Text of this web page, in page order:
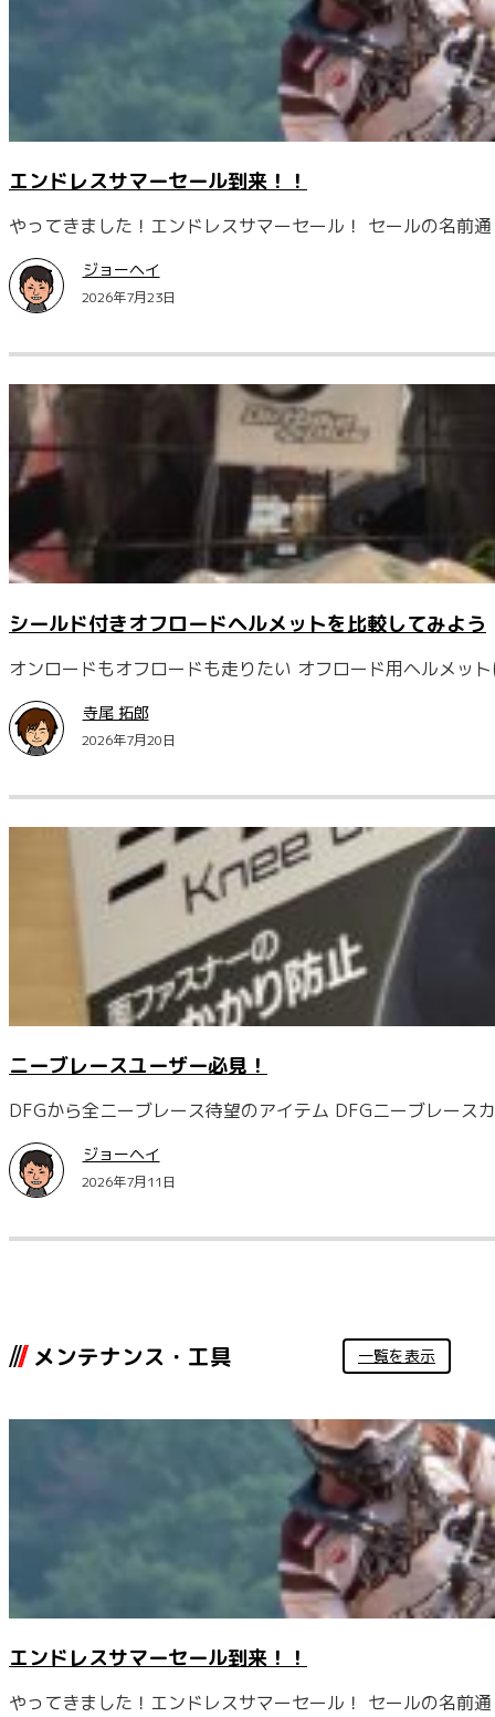
エンドレスサマーセール到来！！
やってきました！エンドレスサマーセール！ セールの名
ジョーヘイ
2026年7月23日
シールド付きオフロードヘルメットを比較してみよう
オンロードもオフロードも走りたい オフロード用ヘルメッ
寺尾 拓郎
2026年7月20日
ニーブレースユーザー必見！
DFGから全ニーブレース待望のアイテム DFGニーブレー
ジョーヘイ
2026年7月11日
メンテナンス・工具 一覧を表示
エンドレスサマーセール到来！！
やってきました！エンドレスサマーセール！ セールの名